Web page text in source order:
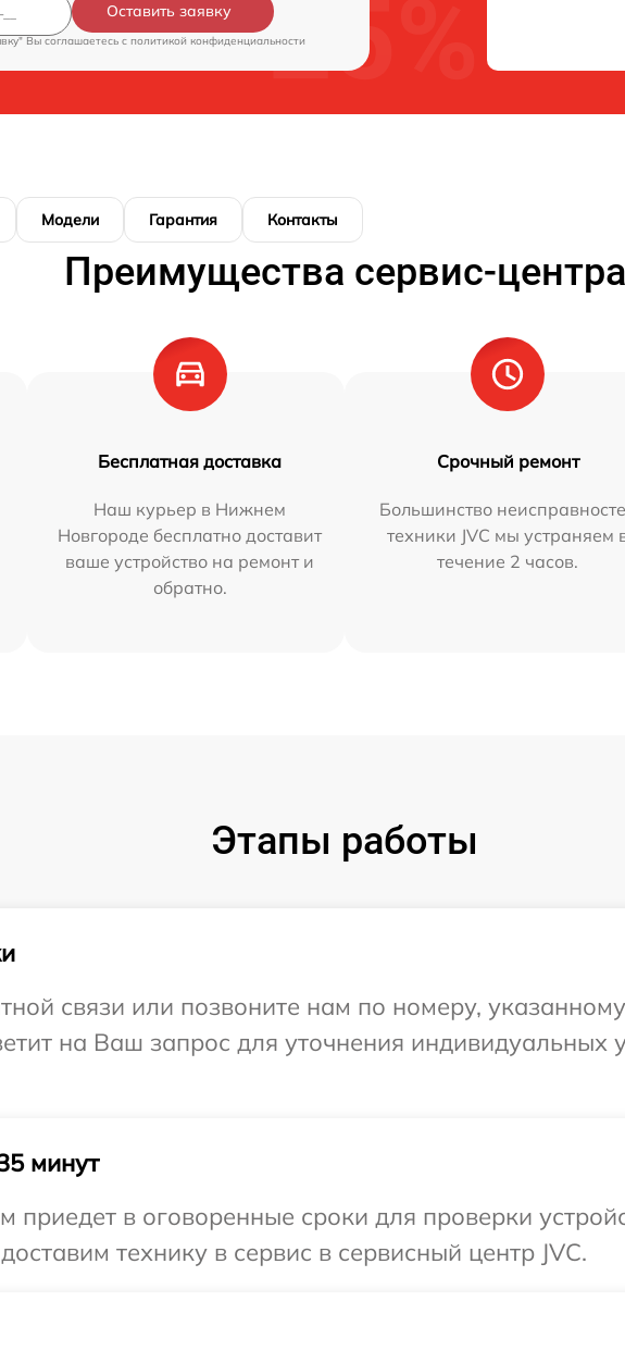
Оставить заявку
Вы соглашаетесь c политикой конфиденциальности
Модели Гарантия Контакты
Преимущества сервис-центра
Бесплатная доставка
Наш курьер в Нижнем
Новгороде бесплатно доставит
ваше устройство на ремонт и
обратно.
Срочный ремонт
Большинство
техники JVC мы устраняем
течение 2 часов.
Этапы работы
связи или позвоните нам по номеру,
на Ваш запрос для уточнения индивидуальных
минут
в оговоренные сроки для проверки
технику в сервис в сервисный центр JVC.